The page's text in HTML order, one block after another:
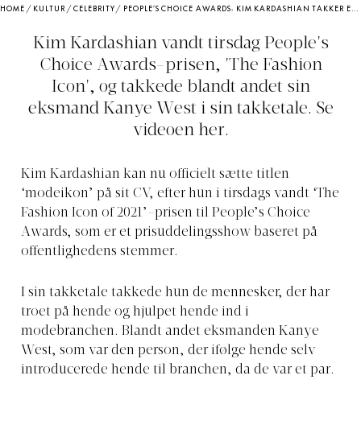
HOME / KULTUR /CELEBRITY / PEOPLE’S CHOICE AWARDS: KIM KARDASHIAN TAKKER EKSMANDEN KANYE WEST
Kim Kardashian vandt tirsdag People's
Choice Awards-prisen, 'The Fashion
Icon', og takkede blandt andet sin
eksmand Kanye West i sin takketale. Se
videoen her.
Kim Kardashian kan nu officielt sætte titlen
‘modeikon’ på sit CV, efter hun i tirsdags vandt ‘The
Fashion Icon of 2021’-prisen til People’s Choice
Awards, som er et prisuddelingsshow baseret på
offentlighedens stemmer.
I sin takketale takkede hun de mennesker, der har
troet på hende og hjulpet hende ind i
modebranchen. Blandt andet eksmanden Kanye
West, som var den person, der ifølge hende selv
introducerede hende til branchen, da de var et par.